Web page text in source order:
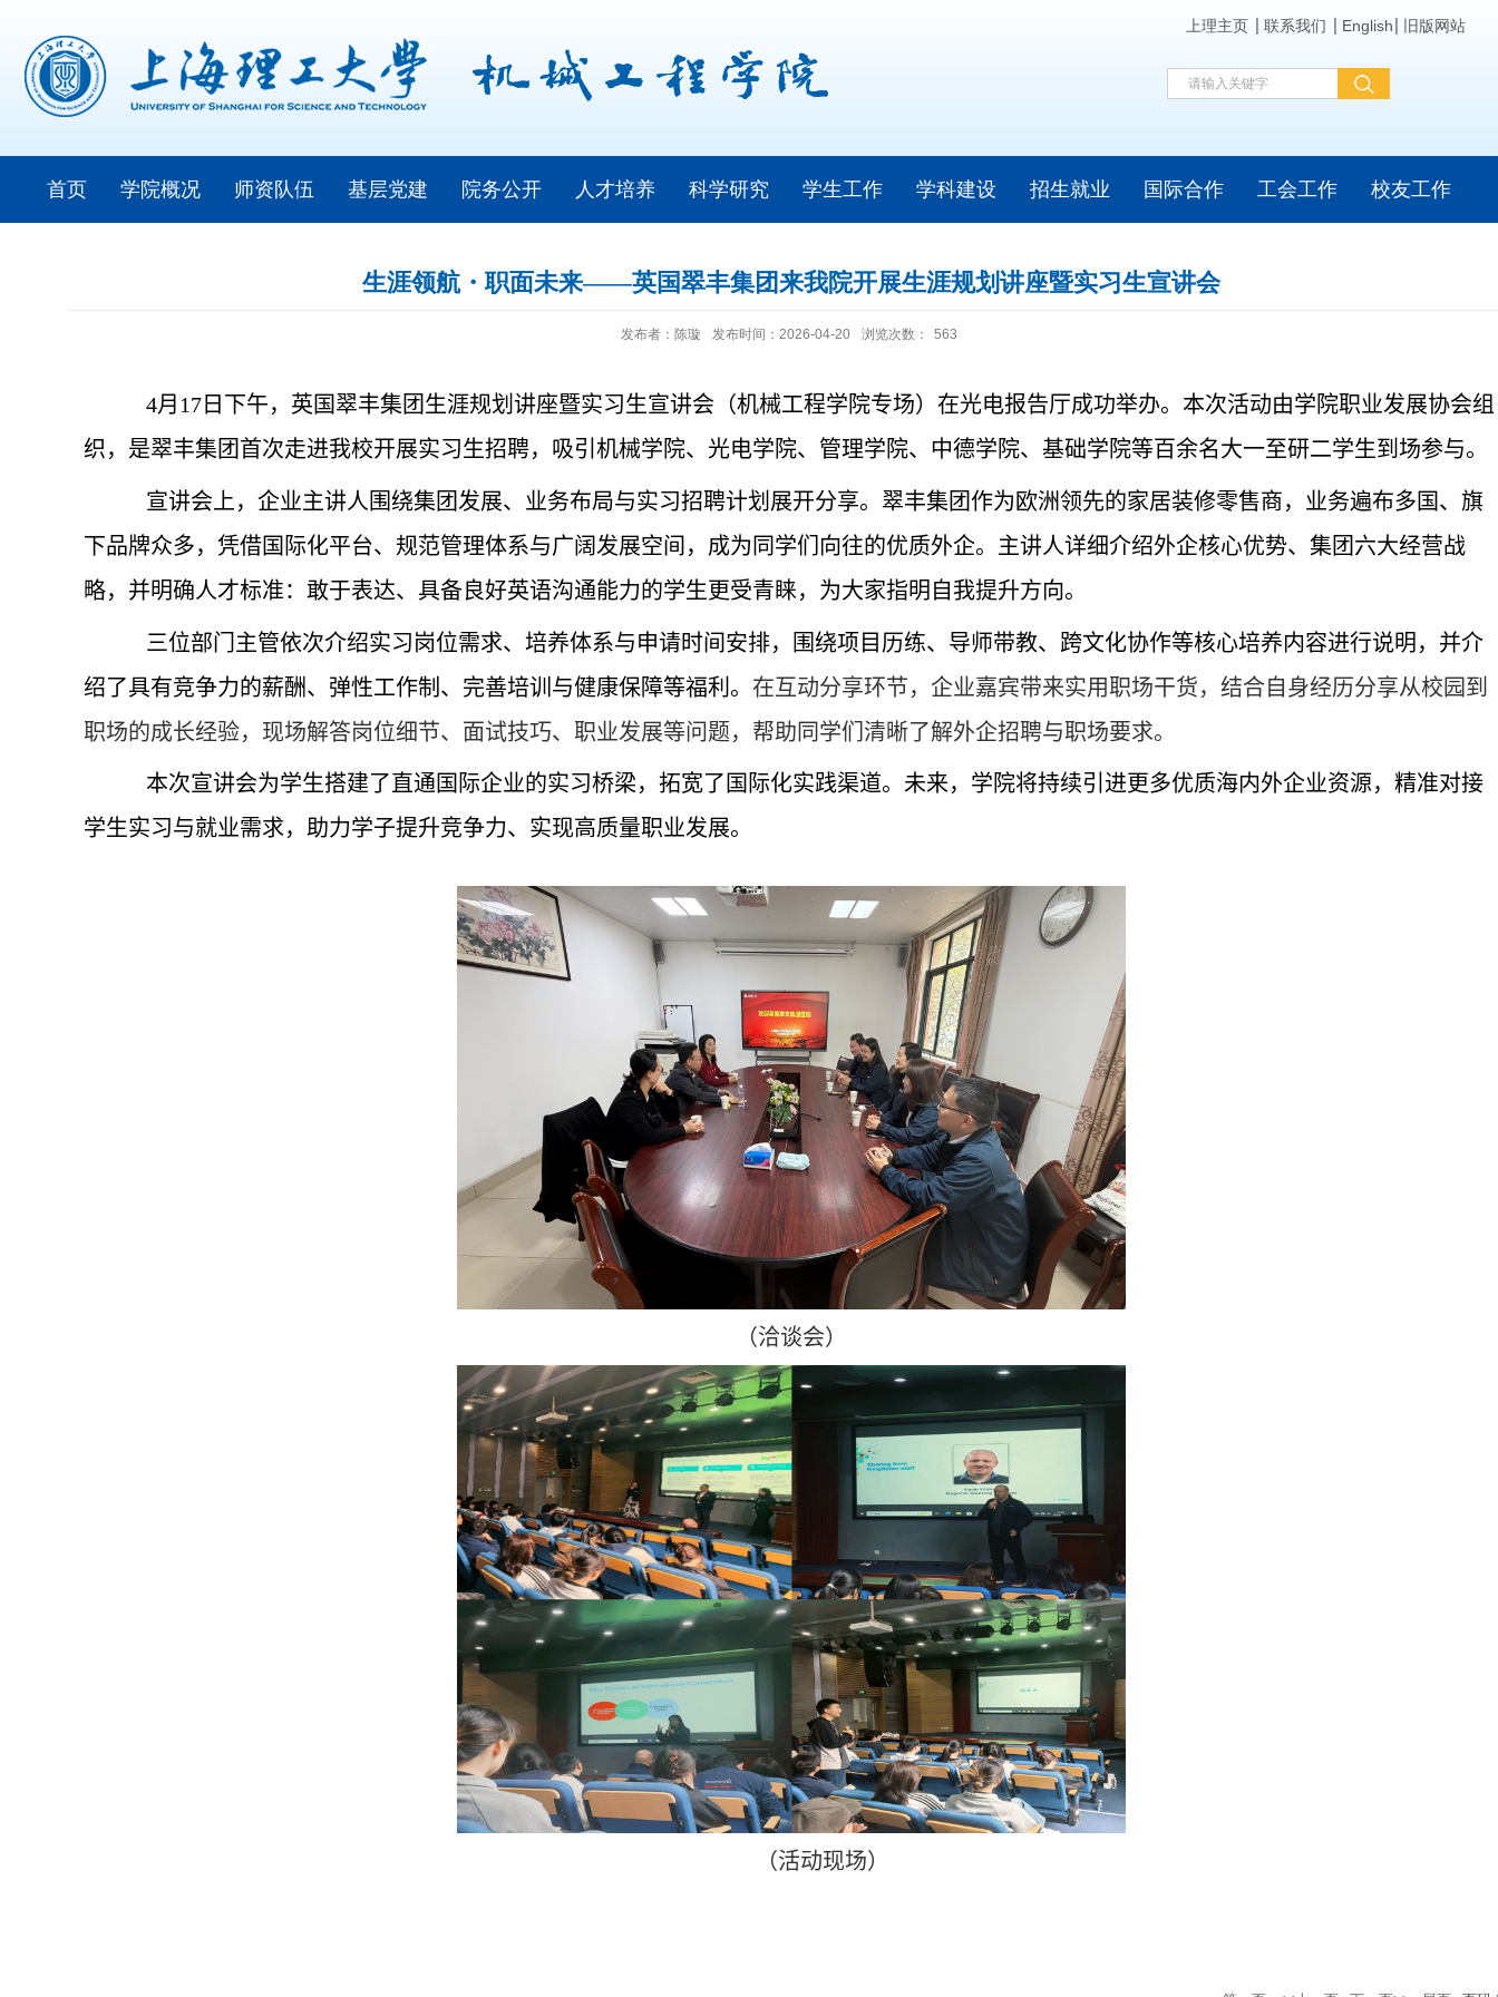
上理主页 联系我们 English 旧版网站
首页 学院概况 师资队伍 基层党建 院务公开 人才培养 科学研究 学生工作 学科建设 招生就业 国际合作 工会工作 校友工作
生涯领航・职面未来——英国翠丰集团来我院开展生涯规划讲座暨实习生宣讲会
发布者：陈璇 发布时间：2026-04-20 浏览次数： 563
4月 17 日下午，英国翠丰集团生涯规划讲座暨实习生宣讲会（机械工程学院专场）在光电报告厅成功举办。本次活动由学院职业发展协会组
织，是翠丰集团首次走进我校开展实习生招聘，吸引机械学院、光电学院、管理学院、中德学院、基础学院等百余名大一至研二学生到场参与。
宣讲会上，企业主讲人围绕集团发展、业务布局与实习招聘计划展开分享。翠丰集团作为欧洲领先的家居装修零售商，业务遍布多国、旗
下品牌众多，凭借国际化平台、规范管理体系与广阔发展空间，成为同学们向往的优质外企。主讲人详细介绍外企核心优势、集团六大经营战
略，并明确人才标准：敢于表达、具备良好英语沟通能力的学生更受青睐，为大家指明自我提升方向。
三位部门主管依次介绍实习岗位需求、培养体系与申请时间安排，围绕项目历练、导师带教、跨文化协作等核心培养内容进行说明，并介
绍了具有竞争力的薪酬、弹性工作制、完善培训与健康保障等福利。 在互动分享环节，企业嘉宾带来实用职场干货，结合自身经历分享从校园到
职场的成长经验，现场解答岗位细节、面试技巧、职业发展等问题，帮助同学们清晰了解外企招聘与职场要求。
本次宣讲会为学生搭建了直通国际企业的实习桥梁，拓宽了国际化实践渠道。未来，学院将持续引进更多优质海内外企业资源，精准对接
学生实习与就业需求，助力学子提升竞争力、实现高质量职业发展。
（洽谈会）
（活动现场）